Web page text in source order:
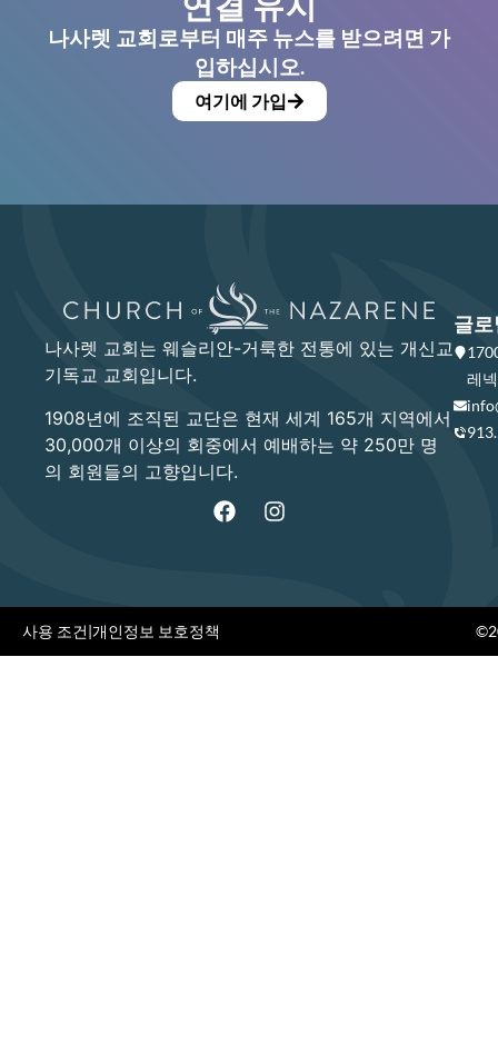
나사렛 교회로부터 매주 뉴스를 받으려면 가
입하십시오.
여기에 가입
나사렛 교회는 웨슬리안-거룩한 전통에 있는 개신교
기독교 교회입니다.
1908년에 조직된 교단은 현재 세계 165개 지역에서
30,000개 이상의 회중에서 예배하는 약 250만 명
의 회원들의 고향입니다.
글로
레
사용 조건|개인정보 보호정책